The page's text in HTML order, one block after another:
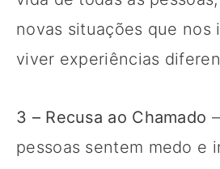
novas situações que nos
viver experiências
3 – Recusa ao Chamado
pessoas sentem medo e